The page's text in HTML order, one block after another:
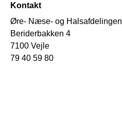
Kontakt
Øre- Næse- og Halsafdelingen
Beriderbakken 4
7100 Vejle
79 40 59 80